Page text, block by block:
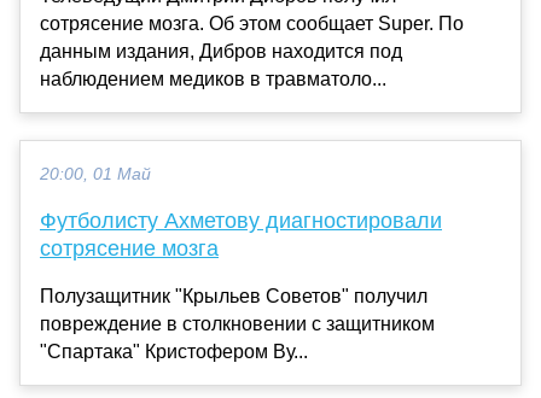
сотрясение мозга. Об этом сообщает Super. По
данным издания, Дибров находится под
наблюдением медиков в травматоло...
20:00, 01 Май
Футболисту Ахметову диагностировали
сотрясение мозга
Полузащитник "Крыльев Советов" получил
повреждение в столкновении с защитником
"Спартака" Кристофером Ву...